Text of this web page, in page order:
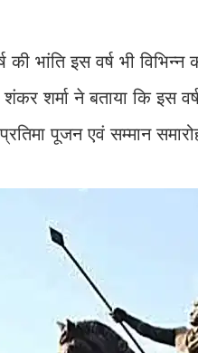
भांति इस वर्ष भी
शर्मा ने बताया कि इस
प्रतिमा पूजन एवं सम्मान